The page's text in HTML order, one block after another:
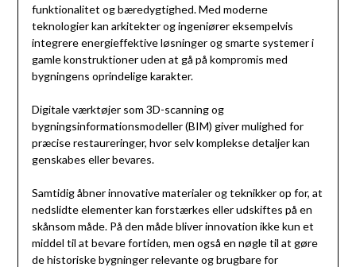
funktionalitet og bæredygtighed. Med moderne
teknologier kan arkitekter og ingeniører eksempelvis
integrere energieffektive løsninger og smarte systemer i
gamle konstruktioner uden at gå på kompromis med
bygningens oprindelige karakter.
Digitale værktøjer som 3D-scanning og
bygningsinformationsmodeller (BIM) giver mulighed for
præcise restaureringer, hvor selv komplekse detaljer kan
genskabes eller bevares.
Samtidig åbner innovative materialer og teknikker op for, at
nedslidte elementer kan forstærkes eller udskiftes på en
skånsom måde. På den måde bliver innovation ikke kun et
middel til at bevare fortiden, men også en nøgle til at gøre
de historiske bygninger relevante og brugbare for